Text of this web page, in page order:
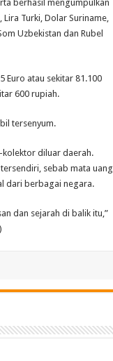
berhasil mengumpulkan
Turki, Dolar Suriname,
Uzbekistan dan Rubel
Euro atau sekitar 81.100
600 rupiah.
tersenyum.
kolektor diluar daerah.
sebab mata uang
dari berbagai negara.
dan sejarah di balik itu,”